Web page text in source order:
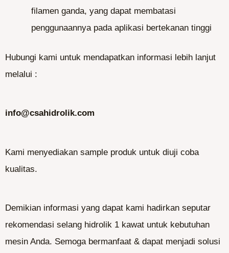
filamen ganda, yang dapat membatasi
penggunaannya pada aplikasi bertekanan tinggi
Hubungi kami untuk mendapatkan informasi lebih lanjut
melalui :
info@csahidrolik.com
Kami menyediakan sample produk untuk diuji coba
kualitas.
Demikian informasi yang dapat kami hadirkan seputar
rekomendasi selang hidrolik 1 kawat untuk kebutuhan
mesin Anda. Semoga bermanfaat & dapat menjadi solusi